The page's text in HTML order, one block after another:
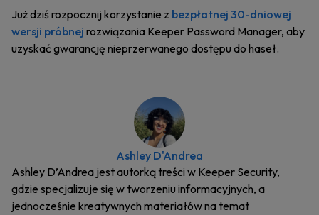
Już dziś rozpocznij korzystanie z bezpłatnej 30-dniowej
wersji próbnej rozwiązania Keeper Password Manager, aby
uzyskać gwarancję nieprzerwanego dostępu do haseł.
Ashley D'Andrea
Ashley D’Andrea jest autorką treści w Keeper Security,
gdzie specjalizuje się w tworzeniu informacyjnych, a
jednocześnie kreatywnych materiałów na temat